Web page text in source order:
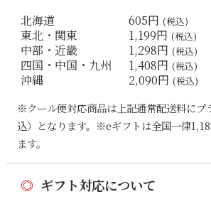
北海道 605円 (税込)
東北・関東 1,199円 (税込)
中部・近畿 1,298円 (税込)
四国・中国・九州 1,408円 (税込)
沖縄 2,090円 (税込)
※クール便対応商品は上記通常配送料にプ
込）となります。※eギフトは全国一律
ます。
◎ ギフト対応について